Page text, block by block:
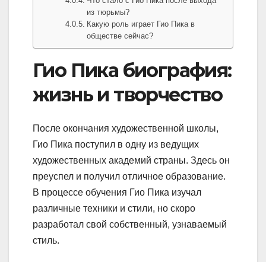
из тюрьмы?
Какую роль играет Гио Пика в
обществе сейчас?
Гио Пика биография:
жизнь и творчество
После окончания художественной школы,
Гио Пика поступил в одну из ведущих
художественных академий страны. Здесь он
преуспел и получил отличное образование.
В процессе обучения Гио Пика изучал
различные техники и стили, но скоро
разработал свой собственный, узнаваемый
стиль.